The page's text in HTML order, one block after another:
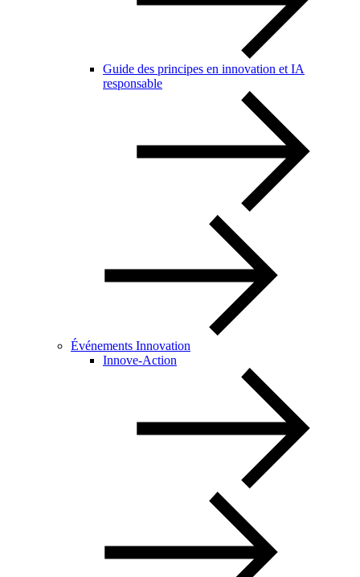
Guide des principes en innovation et IA
responsable
Événements Innovation
Innove-Action